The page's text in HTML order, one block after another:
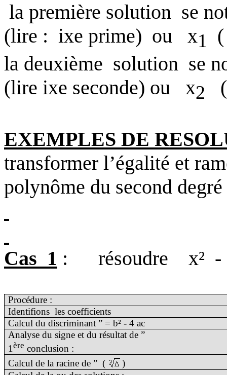
la première solution se
(lire : ixe prime) ou x1
la deuxième solution se
(lire ixe seconde) ou
x2
EXEMPLES DE
transformer l’égalité et
polynôme du second degré
Cas 1 : résoudre x² -
Procédure :
Identifions les coefficients
Calcul du discriminant ” = b² - 4 ac
Analyse du signe et du résultat de ”
1ère conclusion :
Calcul de la racine de ” (
)